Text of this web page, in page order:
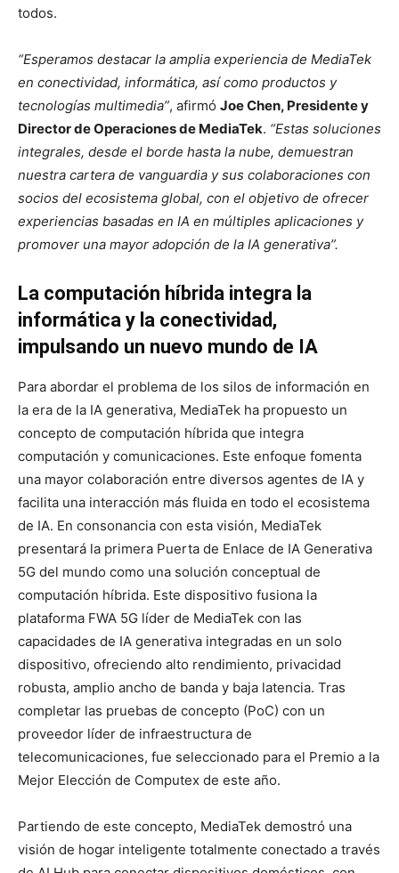
todos.
“Esperamos destacar la amplia experiencia de MediaTek
en conectividad, informática, así como productos y
tecnologías multimedia”, afirmó Joe Chen, Presidente y
Director de Operaciones de MediaTek. “Estas soluciones
integrales, desde el borde hasta la nube, demuestran
nuestra cartera de vanguardia y sus colaboraciones con
socios del ecosistema global, con el objetivo de ofrecer
experiencias basadas en IA en múltiples aplicaciones y
promover una mayor adopción de la IA generativa”.
La computación híbrida integra la
informática y la conectividad,
impulsando un nuevo mundo de IA
Para abordar el problema de los silos de información en
la era de la IA generativa, MediaTek ha propuesto un
concepto de computación híbrida que integra
computación y comunicaciones. Este enfoque fomenta
una mayor colaboración entre diversos agentes de IA y
facilita una interacción más fluida en todo el ecosistema
de IA. En consonancia con esta visión, MediaTek
presentará la primera Puerta de Enlace de IA Generativa
5G del mundo como una solución conceptual de
computación híbrida. Este dispositivo fusiona la
plataforma FWA 5G líder de MediaTek con las
capacidades de IA generativa integradas en un solo
dispositivo, ofreciendo alto rendimiento, privacidad
robusta, amplio ancho de banda y baja latencia. Tras
completar las pruebas de concepto (PoC) con un
proveedor líder de infraestructura de
telecomunicaciones, fue seleccionado para el Premio a la
Mejor Elección de Computex de este año.
Partiendo de este concepto, MediaTek demostró una
visión de hogar inteligente totalmente conectado a través